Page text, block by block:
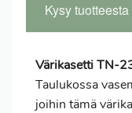
Kysy tuotteesta
Värikasetti TN-
Taulukossa
joihin tämä